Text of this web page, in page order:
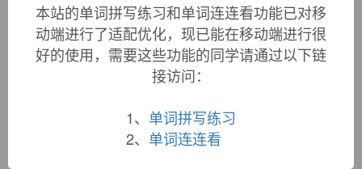
type of flowering shrub, 1753, Modern Latin, coined by
Linnaeus from the fem. of Greekazaleos"dry," related to
azein"to dry up" (seeash(n.1)). The plant thrives in sandy
soil.
本站的单词拼写练习和单词连连看功能已对移
动端进行了适配优化，现已能在移动端进行很
好的使用，需要这些功能的同学请通过以下链
接访问：
1、 单词拼写练习
2、 单词连连看